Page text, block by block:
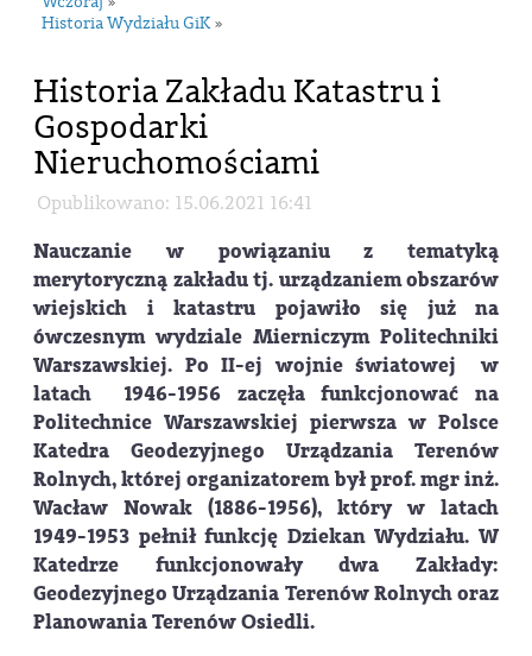
Historia Wydziału GiK »
Historia Zakładu Katastru i
Gospodarki
Nieruchomościami
Opublikowano: 15.06.2021 16:41
Nauczanie w powiązaniu z tematyką
merytoryczną zakładu tj. urządzaniem obszarów
wiejskich i katastru pojawiło się już na
ówczesnym wydziale Mierniczym Politechniki
Warszawskiej. Po II-ej wojnie światowej w
latach 1946-1956 zaczęła funkcjonować na
Politechnice Warszawskiej pierwsza w Polsce
Katedra Geodezyjnego Urządzania Terenów
Rolnych, której organizatorem był prof. mgr inż.
Wacław Nowak (1886-1956), który w latach
1949-1953 pełnił funkcję Dziekan Wydziału. W
Katedrze funkcjonowały dwa Zakłady:
Geodezyjnego Urządzania Terenów Rolnych oraz
Planowania Terenów Osiedli.